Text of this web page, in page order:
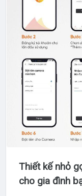
Thiết kế nhỏ
cho gia đình